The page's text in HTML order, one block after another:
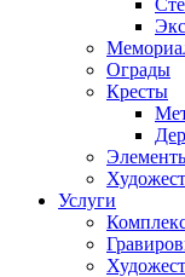
Ограды
Кресты
Услуги